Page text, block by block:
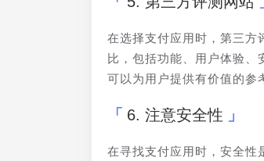
在选择支付应用时，第三方
比，包括功能、用户体验、
可以为用户提供有价值的参
6. 注意安全性
在寻找支付应用时，安全性